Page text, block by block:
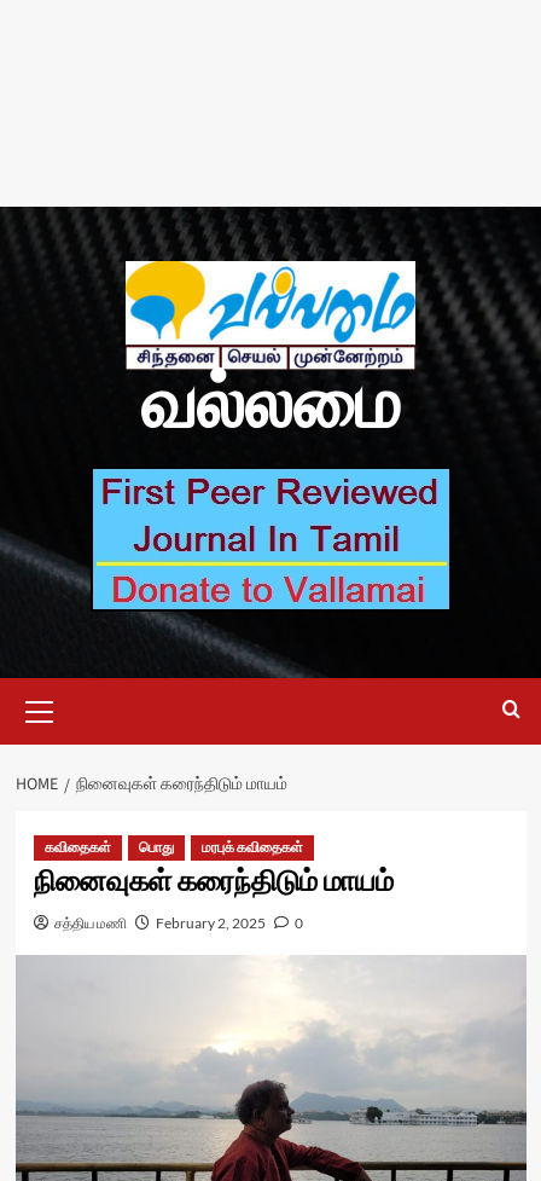
வல்லமை
Menu
HOME நினைவுகள் கரைந்திடும் மாயம்
கவிதைகள் பொது மரபுக் கவிதைகள்
நினைவுகள் கரைந்திடும் மாயம்
சத்திய மணி February 2, 2025 0